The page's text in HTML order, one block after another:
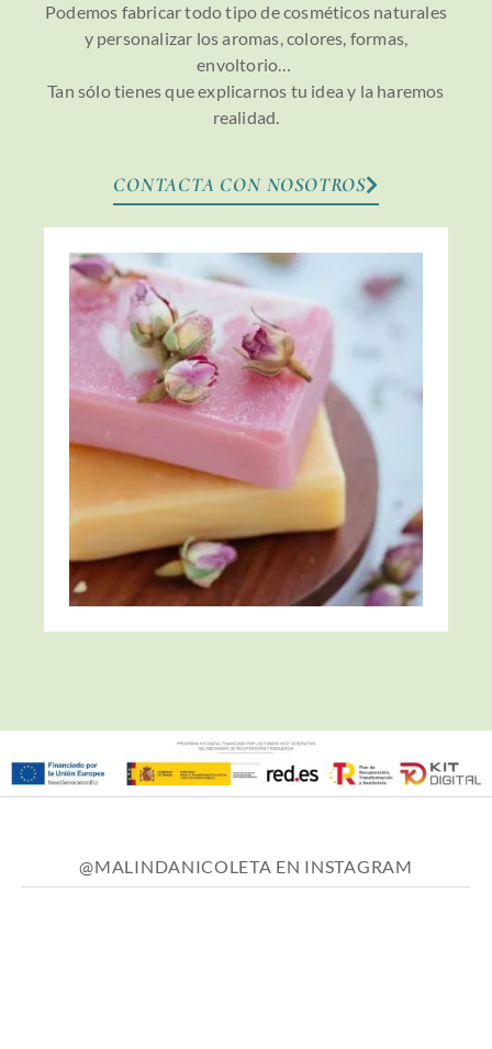
Podemos fabricar todo tipo de cosméticos naturales
y personalizar los aromas, colores, formas,
envoltorio…
Tan sólo tienes que explicarnos tu idea y la haremos
realidad.
CONTACTA CON NOSOTROS
@MALINDANICOLETA EN INSTAGRAM